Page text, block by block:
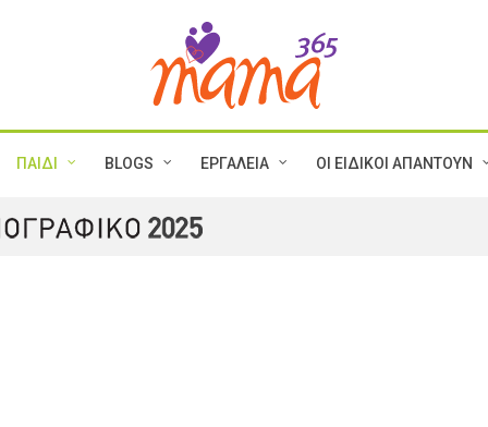
ΠΑΙΔΙ BLOGS ΕΡΓΑΛΕΙΑ ΟΙ ΕΙΔΙΚΟΙ ΑΠΑΝΤΟΥΝ